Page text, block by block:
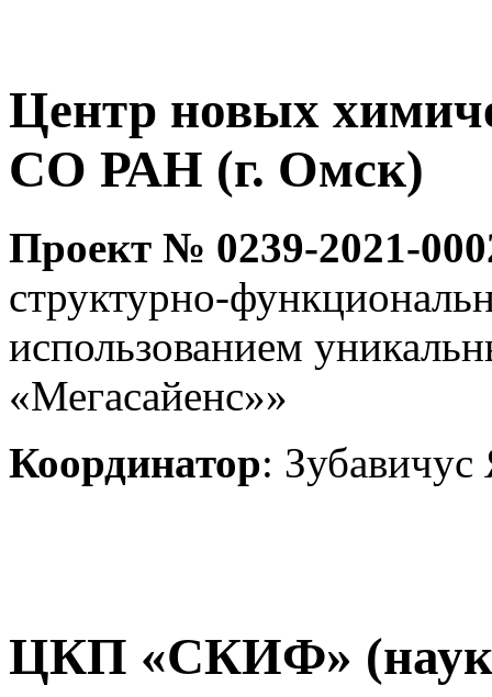
Центр новых
СО РАН (г. Омск)
Проект № 0239-2021-
структурно-
использованием
«Мегасайенс»»
Координатор:
ЦКП «СКИФ»